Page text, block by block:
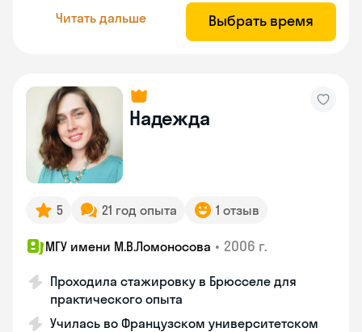
Читать дальше Выбрать время
Надежда
5 21 год опыта 1 отзыв
МГУ имени М.В.Ломоносова • 2006 г.
Проходила стажировку в Брюсселе для
практического опыта
Училась во Французском университетском